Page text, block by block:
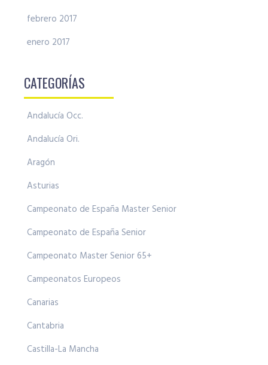
febrero 2017
enero 2017
CATEGORÍAS
Andalucía Occ.
Andalucía Ori.
Aragón
Asturias
Campeonato de España Master Senior
Campeonato de España Senior
Campeonato Master Senior 65+
Campeonatos Europeos
Canarias
Cantabria
Castilla-La Mancha